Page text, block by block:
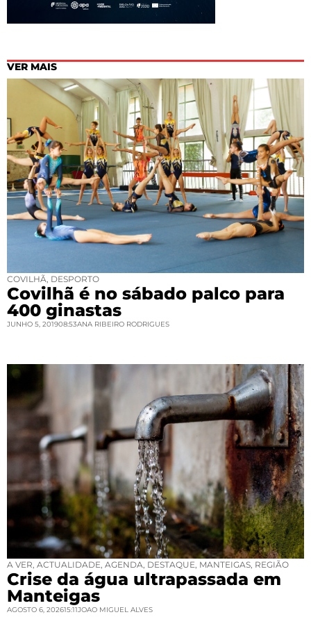
VER MAIS
COVILHÃ, DESPORTO
Covilhã é no sábado palco para
400 ginastas
JUNHO 5, 201908:53ANA RIBEIRO RODRIGUES
A VER, ACTUALIDADE, AGENDA, DESTAQUE, MANTEIGAS, REGIÃO
Crise da água ultrapassada em
Manteigas
AGOSTO 6, 202615:11JOAO MIGUEL ALVES